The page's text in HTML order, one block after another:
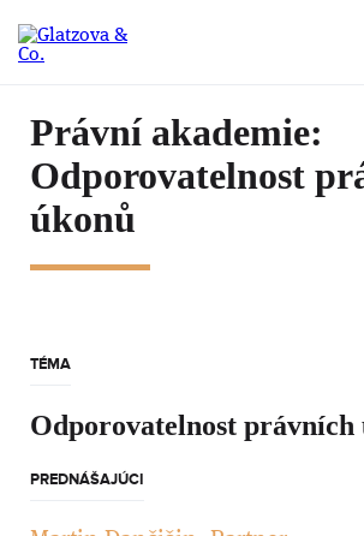
Právní akademie:
Odporovatelnost
úkonů
TÉMA
Odporovatelnost právních
PREDNÁŠAJÚCI